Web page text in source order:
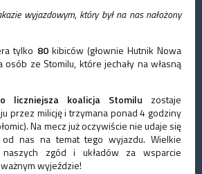
wyjazdowym, który był na nas nałożony
tylko 80kibiców (głownie Hutnik Nowa
osób ze Stomilu, które jechały na własną
liczniejsza koalicja Stomilu zostaje
przez milicję i trzymana ponad 4 godziny
Na mecz już oczywiście nie udaje się
od nas na temat tego wyjazdu. Wielkie
naszych zgód i układów za wsparcie
wyjeździe!